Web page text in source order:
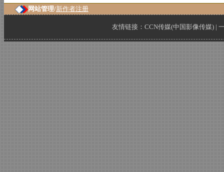
网站管理/新作者注册
友情链接： CCN传媒(中国影像传媒) |